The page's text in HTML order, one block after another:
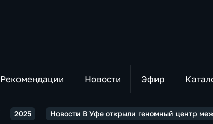
Рекомендации Новости Эфир
2025 Новости В Уфе открыли геномный центр